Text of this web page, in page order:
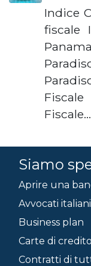
Indice
fiscale
Fiscale…
Siamo
Aprire una
Avvocati
Business plan
Carte di
Contratti di